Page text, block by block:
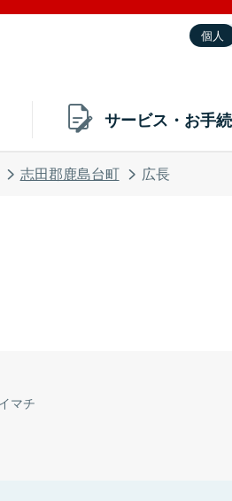
個人
サービス・お手
志田郡鹿島台町 広長
マチ